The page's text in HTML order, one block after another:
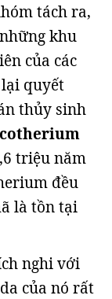
tách ra,
khu
của các
lại quyết
thủy sinh
triệu năm
đều
là tồn tại
nghi với
của nó rất